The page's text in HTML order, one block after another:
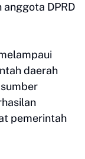
anggota DPRD
daerah
pemerintah